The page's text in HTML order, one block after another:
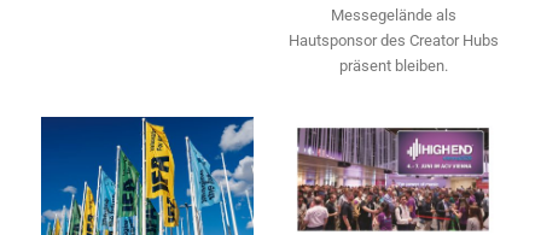
Messegelände als
Hautsponsor des Creator Hubs
präsent bleiben.